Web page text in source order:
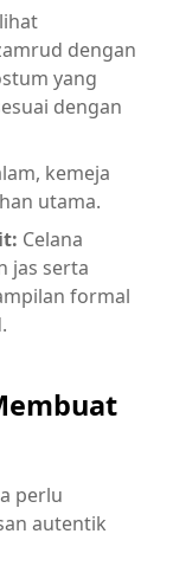
dengan
yang
dengan
kemeja
utama.
Celana
jas serta
formal
perlu
autentik